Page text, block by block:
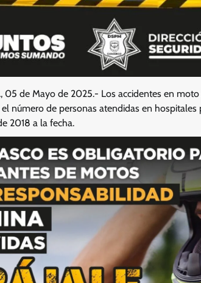
05 de Mayo de 2025.- Los accidentes en
número de personas atendidas en
2018 a la fecha.